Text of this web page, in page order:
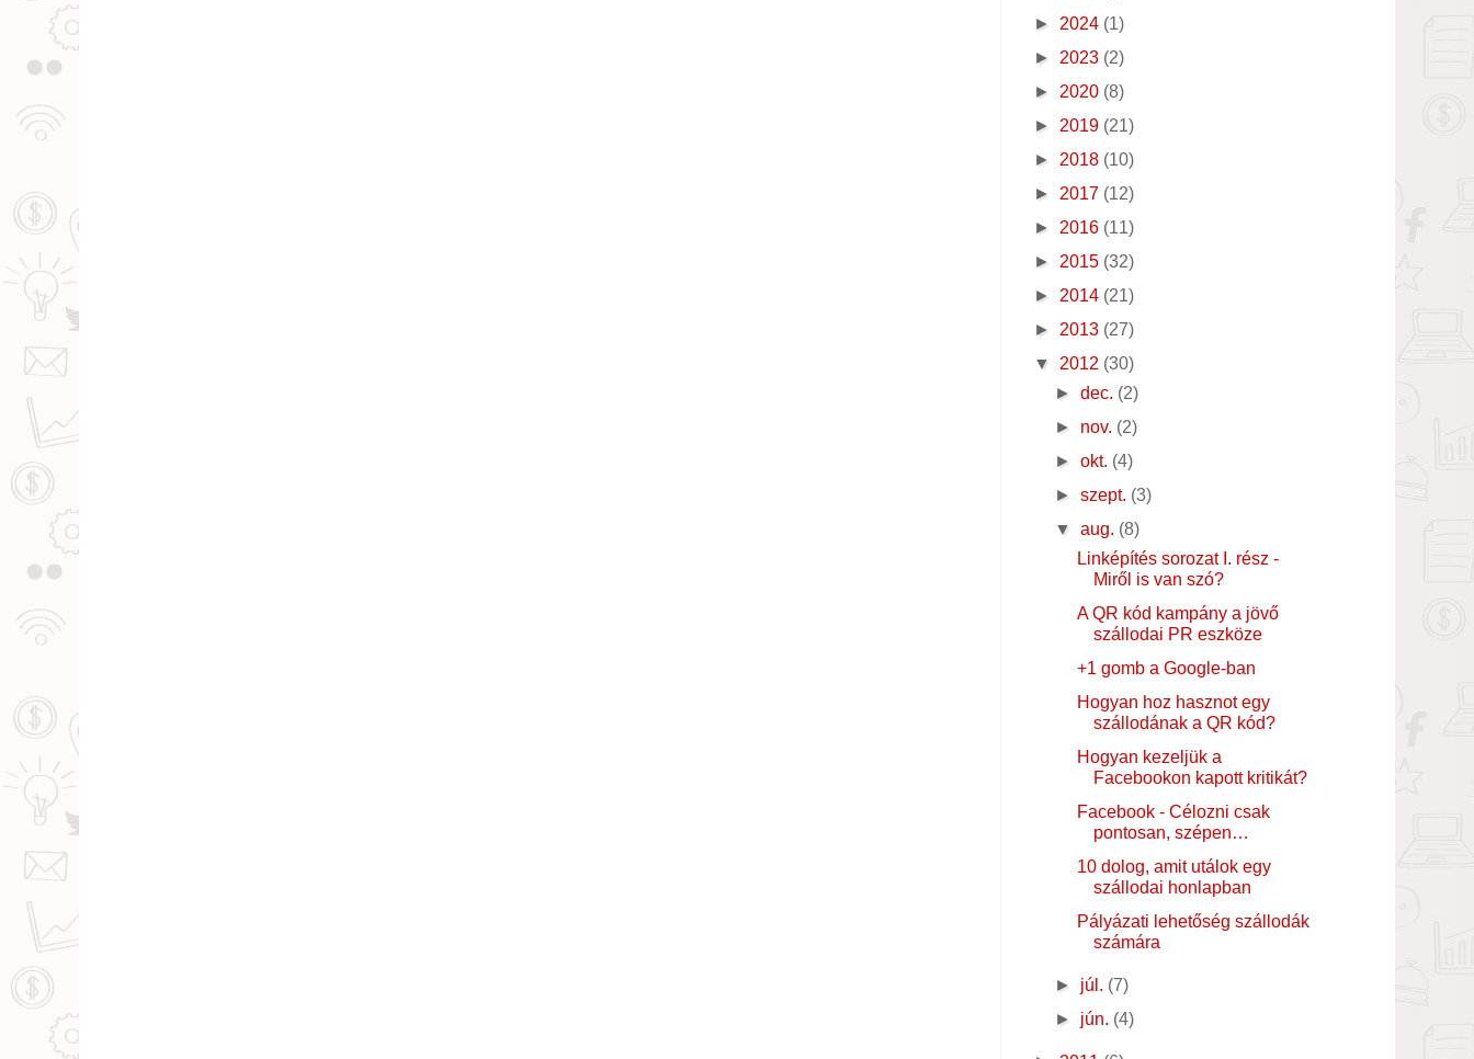
► 2024 (1)
► 2023 (2)
► 2020 (8)
► 2019 (21)
► 2018 (10)
► 2017 (12)
► 2016 (11)
► 2015 (32)
► 2014 (21)
► 2013 (27)
▼ 2012 (30)
►dec. (2)
► nov. (2)
►okt. (4)
►szept. (3)
▼aug. (8)
Linképítés sorozat I. rész -
Miről is van szó?
A QR kód kampány a jövő
szállodai PR eszköze
+1 gomb a Google-ban
Hogyan hoz hasznot egy
szállodának a QR kód?
Hogyan kezeljük a
Facebookon kapott kritikát?
Facebook - Célozni csak
pontosan, szépen…
10 dolog, amit utálok egy
szállodai honlapban
Pályázati lehetőség szállodák
számára
► júl. (7)
► jún. (4)